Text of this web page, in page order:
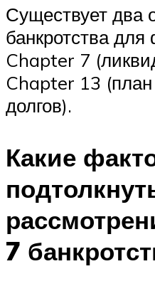
Существует два
банкротства
Chapter 7
Chapter 13
долгов).
Какие
7